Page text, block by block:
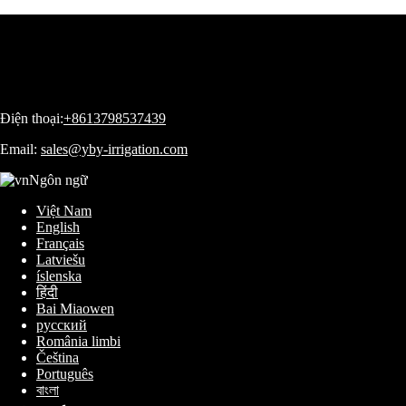
Điện thoại:+8613798537439
Email: sales@yby-irrigation.com
Ngôn ngữ
Việt Nam
English
Français
Latviešu
íslenska
हिंदी
Bai Miaowen
русский
România limbi
Čeština
Português
বাংলা